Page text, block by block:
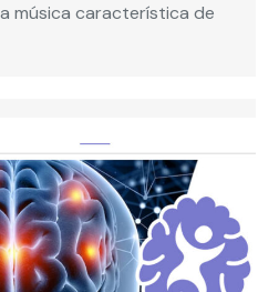
música característica de